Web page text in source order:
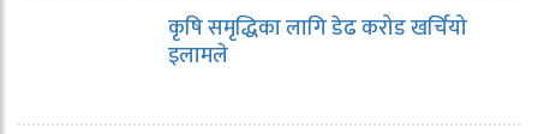
कृषि समृद्धिका लागि डेढ करोड खर्चियो
इलामले